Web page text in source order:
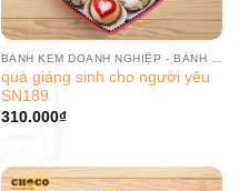
quà giáng sinh cho người yêu
SN189
310.000₫